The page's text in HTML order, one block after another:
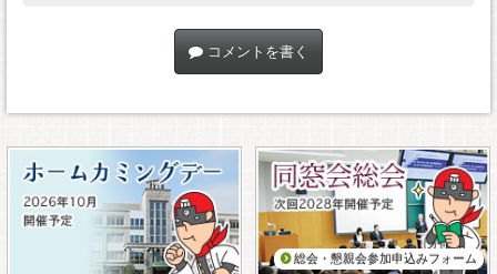
コメントを書く
総会・懇親会参加申込みフォーム